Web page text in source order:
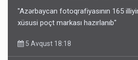
"Azərbaycan fotoqrafiyasının 165
xüsusi poçt markası hazırlanıb"
5 Avqust 18:18